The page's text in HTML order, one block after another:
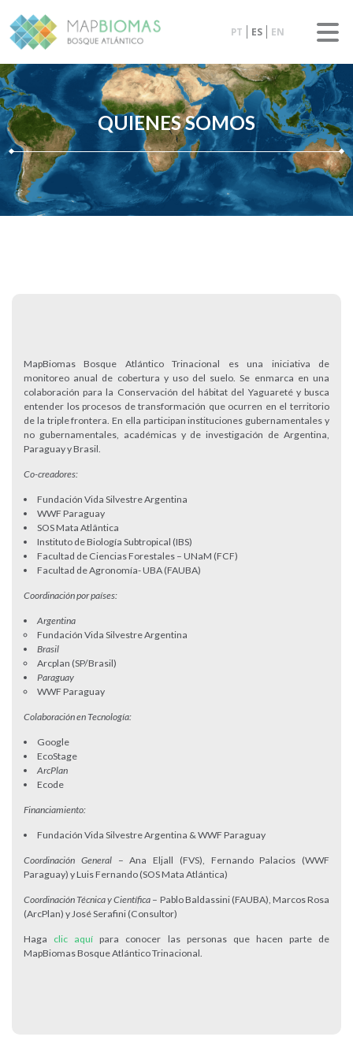
PT ES EN
QUIENES SOMOS
MapBiomas Bosque Atlántico Trinacional es una iniciativa de
monitoreo anual de cobertura y uso del suelo. Se enmarca en una
colaboración para la Conservación del hábitat del Yaguareté y busca
entender los procesos de transformación que ocurren en el territorio
de la triple frontera. En ella participan instituciones gubernamentales y
no gubernamentales, académicas y de investigación de Argentina,
Paraguay y Brasil.
Co-creadores:
Fundación Vida Silvestre Argentina
WWF Paraguay
SOS Mata Atlântica
Instituto de Biología Subtropical (IBS)
Facultad de Ciencias Forestales – UNaM (FCF)
Facultad de Agronomía- UBA (FAUBA)
Coordinación por países:
Argentina
Fundación Vida Silvestre Argentina
Brasil
Arcplan (SP/Brasil)
Paraguay
WWF Paraguay
Colaboración en Tecnología:
Google
EcoStage
ArcPlan
Ecode
Financiamiento:
Fundación Vida Silvestre Argentina & WWF Paraguay
Coordinación General– Ana Eljall (FVS), Fernando Palacios (WWF
Paraguay) y Luis Fernando (SOS Mata Atlántica)
Coordinación Técnica y Científica – Pablo Baldassini (FAUBA), Marcos Rosa
(ArcPlan) y José Serafini (Consultor)
Haga clic aquí para conocer las personas que hacen parte de
MapBiomas Bosque Atlántico Trinacional.